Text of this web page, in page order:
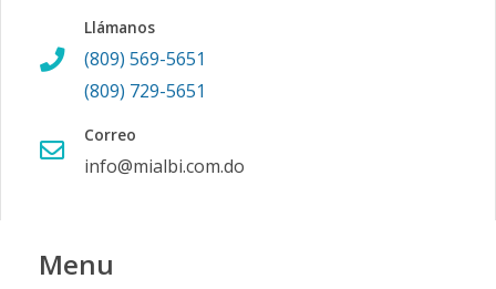
Llámanos
(809) 569-5651
(809) 729-5651
Correo
info@mialbi.com.do
Menu